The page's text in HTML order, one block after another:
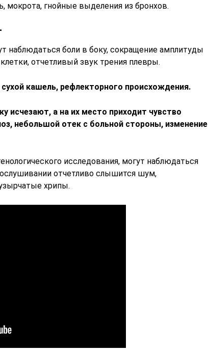
мокрота, гнойные выделения из бронхов.
наблюдаться боли в боку, сокращение амплитуды
отчетливый звук трения плевры.
кашель, рефлекторного происхождения.
исчезают, а на их место приходит чувство
небольшой отек с больной стороны, изменение
исследования, могут наблюдаться
отчетливо слышится шум,
хрипы.